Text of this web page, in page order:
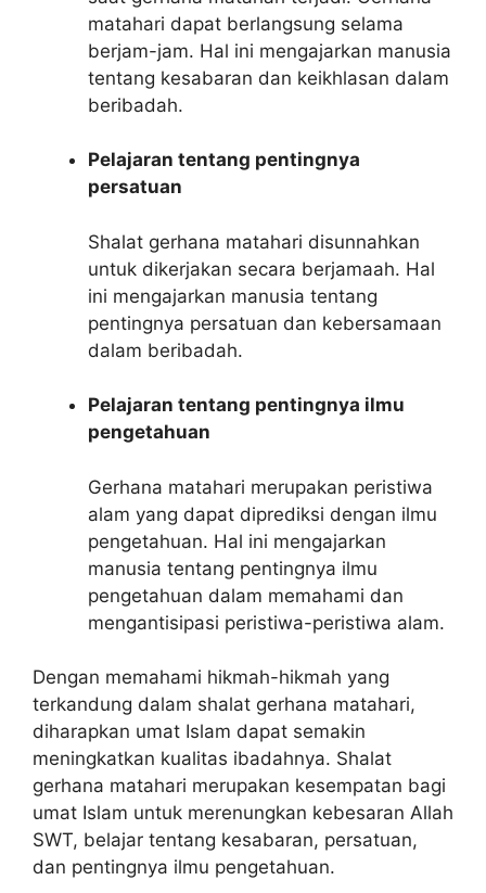
matahari dapat berlangsung selama
berjam-jam. Hal ini mengajarkan manusia
tentang kesabaran dan keikhlasan dalam
beribadah.
Pelajaran tentang pentingnya
persatuan
Shalat gerhana matahari disunnahkan
untuk dikerjakan secara berjamaah. Hal
ini mengajarkan manusia tentang
pentingnya persatuan dan kebersamaan
dalam beribadah.
Pelajaran tentang pentingnya ilmu
pengetahuan
Gerhana matahari merupakan peristiwa
alam yang dapat diprediksi dengan ilmu
pengetahuan. Hal ini mengajarkan
manusia tentang pentingnya ilmu
pengetahuan dalam memahami dan
mengantisipasi peristiwa-peristiwa alam.
Dengan memahami hikmah-hikmah yang
terkandung dalam shalat gerhana matahari,
diharapkan umat Islam dapat semakin
meningkatkan kualitas ibadahnya. Shalat
gerhana matahari merupakan kesempatan bagi
umat Islam untuk merenungkan kebesaran Allah
SWT, belajar tentang kesabaran, persatuan,
dan pentingnya ilmu pengetahuan.